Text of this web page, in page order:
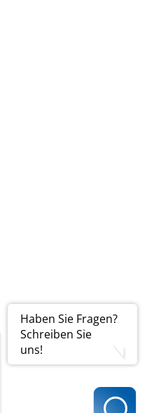
Haben Sie Fragen?
Schreiben Sie
uns!